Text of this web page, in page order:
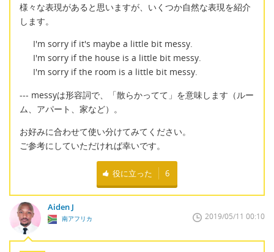
様々な表現があると思いますが、いくつか自然な表現を紹介
します。
I'm sorry if it's maybe a little bit messy.
I'm sorry if the house is a little bit messy.
I'm sorry if the room is a little bit messy.
--- messyは形容詞で、「散らかってて」を意味します（ルー
ム、アパート、家など）。
お好みに合わせて使い分けてみてください。
ご参考にしていただければ幸いです。
役に立った 6
Aiden J
南アフリカ 2019/05/11 00:10